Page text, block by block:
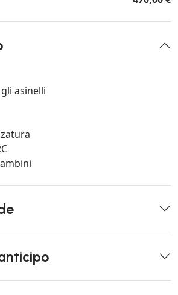
asinelli